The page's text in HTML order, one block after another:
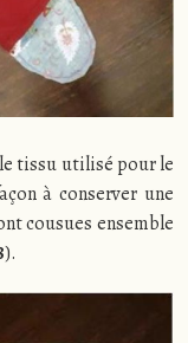
tissu utilisé pour le
à conserver une
cousues ensemble
).